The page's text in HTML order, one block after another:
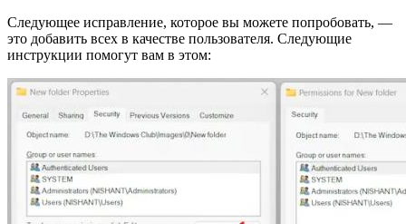
Следующее исправление, которое вы можете попробовать, —
это добавить всех в качестве пользователя. Следующие
инструкции помогут вам в этом: